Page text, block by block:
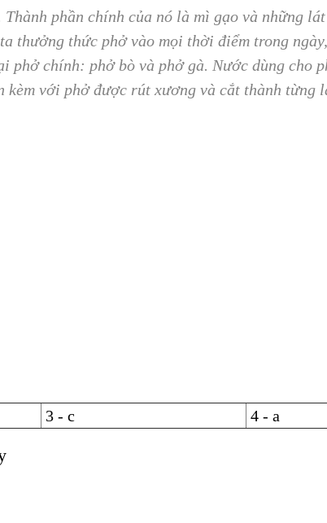
phần chính của nó là mì gạo và những
thưởng thức phở vào mọi thời điểm trong
chính: phở bò và phở gà. Nước dùng cho
với phở được rút xương và cắt thành từng
3 - c 4 - a